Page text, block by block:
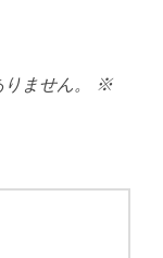
ません。
※